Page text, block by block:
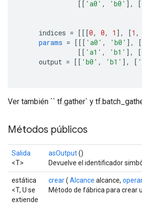
[[ 'a0' , 'b0' ], [
indices = [[[0, 0, 1 ], [1 ,
params = [[[ 'a0' , 'b0' ], [
[[ 'a1' , 'b1' ], [
output = [[ 'b0' , 'b1' ], [
Ver también `` tf.gather` y
Métodos públicos
Salida
<T>
asOutput()
Devuelve el identificador
estática
<T, U se
extiende
crear( Alcance alcance,
Método de fábrica para crear